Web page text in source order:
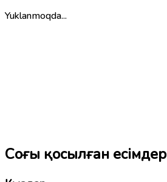
Yuklanmoqda...
Соңғы қосылған есімдер